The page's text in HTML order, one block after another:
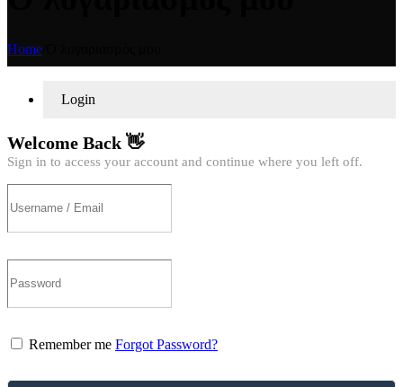
Home
Login
Welcome Back 👋
Sign in to access your account and continue where you left off.
Remember me Forgot Password?